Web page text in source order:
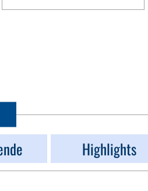
Highlights